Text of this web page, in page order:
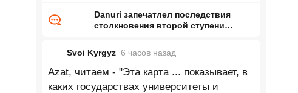
Danuri запечатлел последствия
столкновения второй ступени
Svoi Kyrgyz 6 часов назад
Azat, читаем - "Эта карта ... показывает, в
каких государствах университеты и